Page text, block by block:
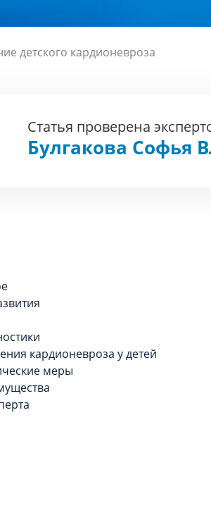
детского кардионевроза
Статья проверена
Булгакова Софья
кардионевроза у детей
меры